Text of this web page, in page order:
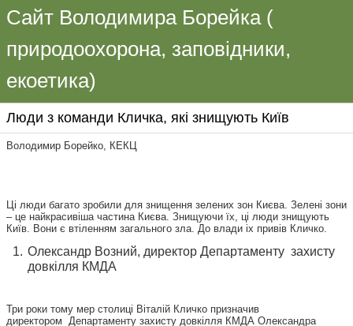
Сайт Володимира Борейка (
природоохорона, заповідники,
екоетика)
Люди з команди Кличка, які знищують Київ
Володимир Борейко, КЕКЦ
Ці люди багато зробили для знищення зелених зон Києва. Зелені зони
– це найкрасивіша частина Києва. Знищуючи їх, ці люди знищують
Київ. Вони є втіленням загального зла. До влади іх привів Кличко.
Олександр Возний, директор Департаменту захисту
довкілля КМДА
Три роки тому мер столиці Віталій Кличко призначив
директором Департаменту захисту довкілля КМДА Олександра